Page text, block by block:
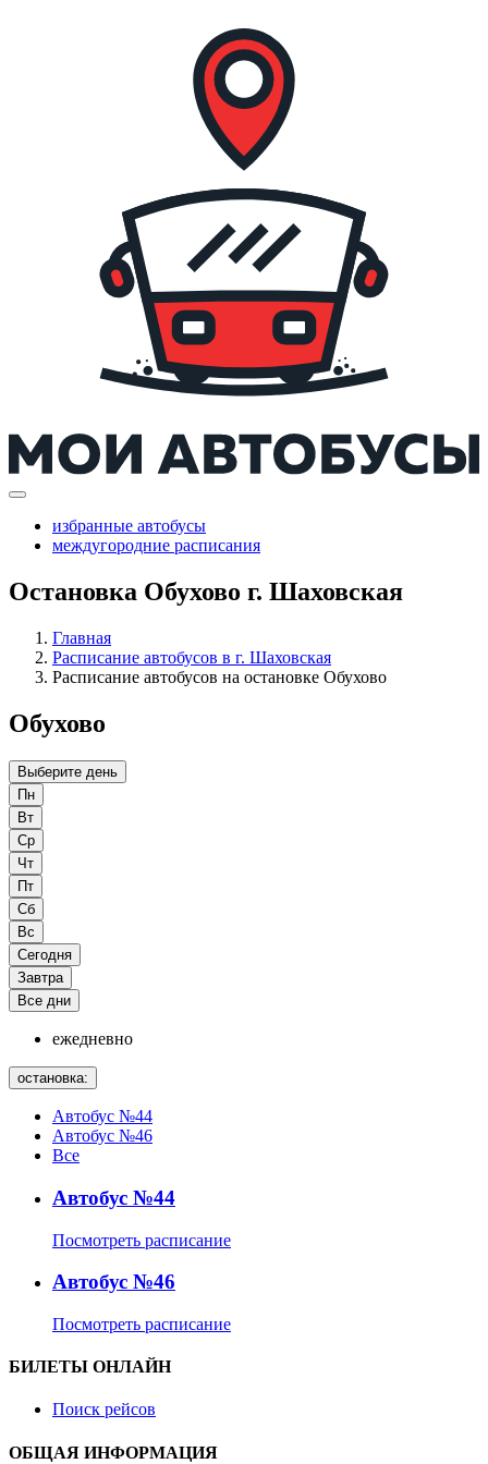
избранные автобусы
междугородние расписания
Остановка Обухово г. Шаховская
Главная
Расписание автобусов в г. Шаховская
Расписание автобусов на остановке Обухово
Обухово
Выберите день
Пн
Вт
Ср
Чт
Пт
Сб
Вс
Сегодня
Завтра
Все дни
ежедневно
остановка:
Автобус №44
Автобус №46
Все
Автобус №44
Посмотреть расписание
Автобус №46
Посмотреть расписание
БИЛЕТЫ ОНЛАЙН
Поиск рейсов
ОБЩАЯ ИНФОРМАЦИЯ